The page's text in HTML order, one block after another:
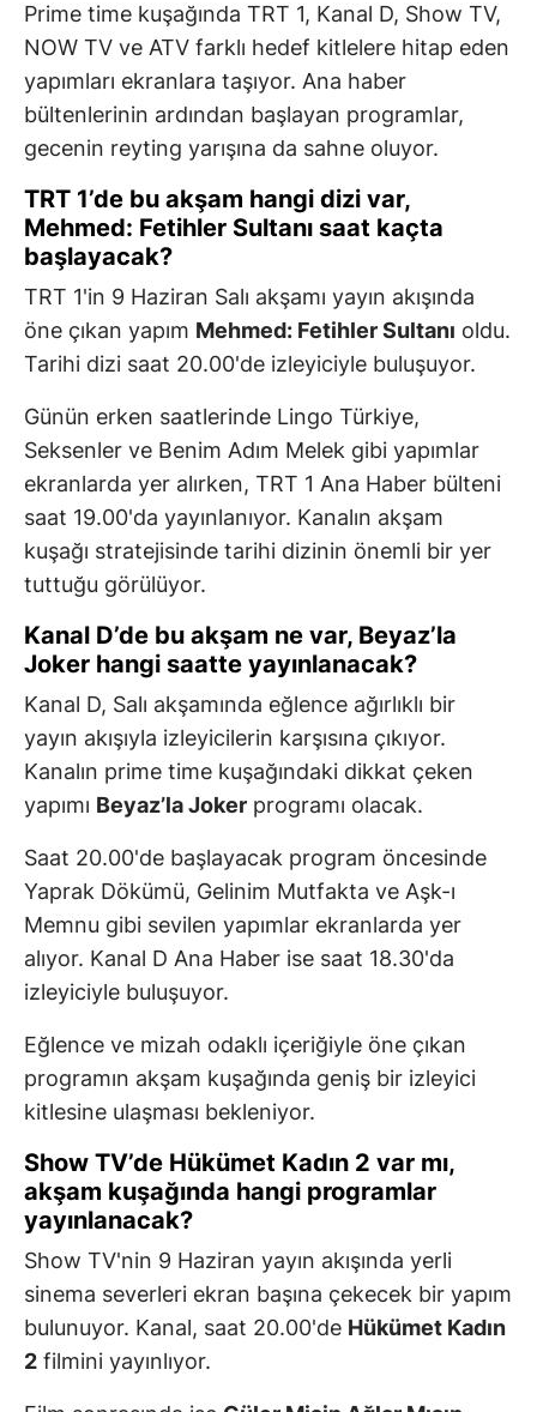
Prime time kuşağında TRT 1, Kanal D, Show TV,
NOW TV ve ATV farklı hedef kitlelere hitap eden
yapımları ekranlara taşıyor. Ana haber
bültenlerinin ardından başlayan programlar,
gecenin reyting yarışına da sahne oluyor.
TRT 1’de bu akşam hangi dizi var,
Mehmed: Fetihler Sultanı saat kaçta
başlayacak?
TRT 1'in 9 Haziran Salı akşamı yayın akışında
öne çıkan yapım Mehmed: Fetihler Sultanı oldu.
Tarihi dizi saat 20.00'de izleyiciyle buluşuyor.
Günün erken saatlerinde Lingo Türkiye,
Seksenler ve Benim Adım Melek gibi yapımlar
ekranlarda yer alırken, TRT 1 Ana Haber bülteni
saat 19.00'da yayınlanıyor. Kanalın akşam
kuşağı stratejisinde tarihi dizinin önemli bir yer
tuttuğu görülüyor.
Kanal D’de bu akşam ne var, Beyaz’la
Joker hangi saatte yayınlanacak?
Kanal D, Salı akşamında eğlence ağırlıklı bir
yayın akışıyla izleyicilerin karşısına çıkıyor.
Kanalın prime time kuşağındaki dikkat çeken
yapımı Beyaz’la Joker programı olacak.
Saat 20.00'de başlayacak program öncesinde
Yaprak Dökümü, Gelinim Mutfakta ve Aşk-ı
Memnu gibi sevilen yapımlar ekranlarda yer
alıyor. Kanal D Ana Haber ise saat 18.30'da
izleyiciyle buluşuyor.
Eğlence ve mizah odaklı içeriğiyle öne çıkan
programın akşam kuşağında geniş bir izleyici
kitlesine ulaşması bekleniyor.
Show TV’de Hükümet Kadın 2 var mı,
akşam kuşağında hangi programlar
yayınlanacak?
Show TV'nin 9 Haziran yayın akışında yerli
sinema severleri ekran başına çekecek bir yapım
bulunuyor. Kanal, saat 20.00'de Hükümet Kadın
2 filmini yayınlıyor.